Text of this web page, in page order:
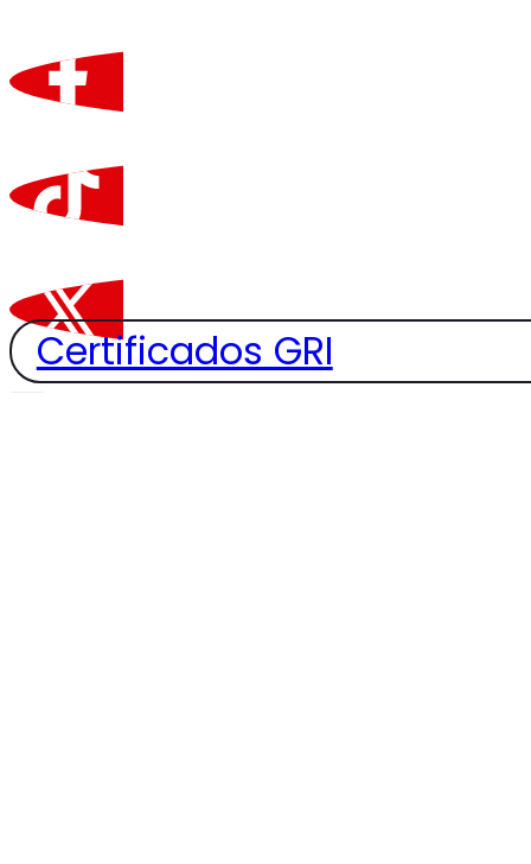
Centro de Enseñanza
Técnico en Competencias
Ingeniería
Certificación internacional
Contacto
Certificados GRI